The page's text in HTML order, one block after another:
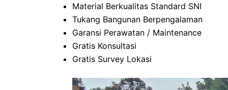
Material Berkualitas Standard SNI
Tukang Bangunan Berpengalaman
Garansi Perawatan / Maintenance
Gratis Konsultasi
Gratis Survey Lokasi